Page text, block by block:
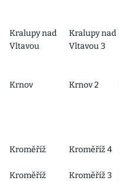
Kralupy nad
Vltavou
Kralupy nad
Vltavou 3
Krnov
Krnov 2
Kroměříž
Kroměříž 4
Kroměříž
Kroměříž 3